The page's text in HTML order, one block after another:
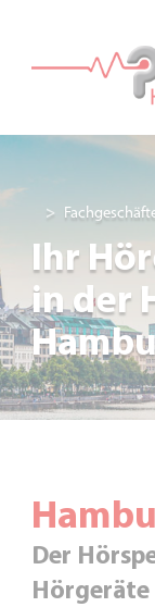
Ihr
in der
Der
Hörgeräte